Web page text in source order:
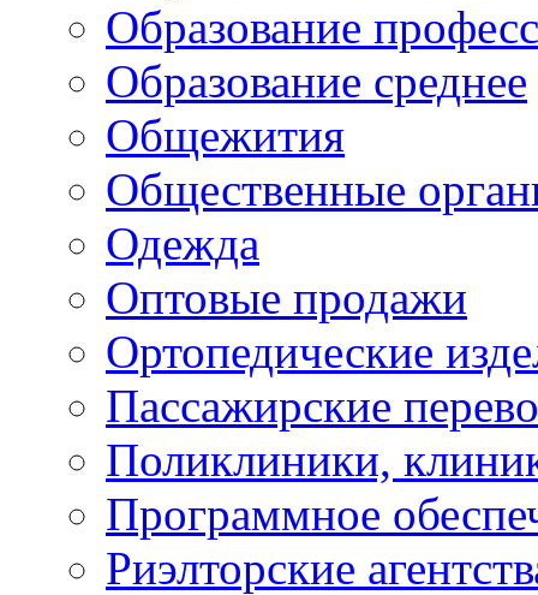
Образование
Образование среднее
Общежития
Общественные
Одежда
Оптовые продажи
Ортопедические
Пассажирские
Поликлиники,
Программное
Риэлторские